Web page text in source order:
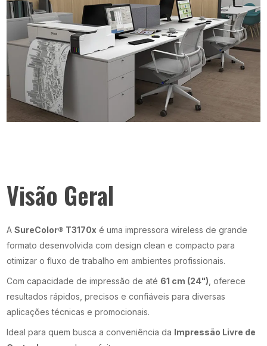
Visão Geral
ASureColor® T3170x é uma impressora wireless de grande
formato desenvolvida com design clean e compacto para
otimizar o fluxo de trabalho em ambientes profissionais.
Com capacidade de impressão de até 61 cm (24") , oferece
resultados rápidos, precisos e confiáveis para diversas
aplicações técnicas e promocionais.
Ideal para quem busca a conveniência da Impressão Livre de